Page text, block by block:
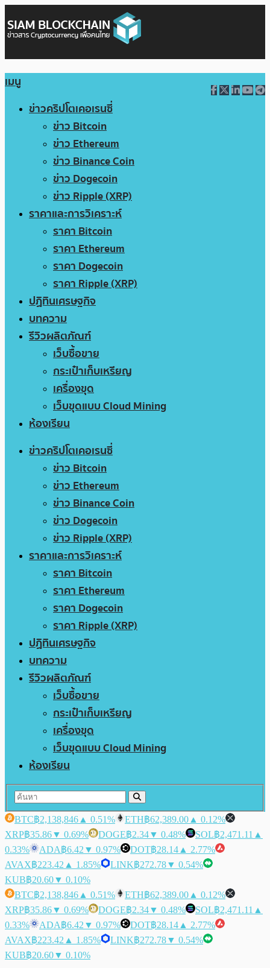
เมนู
ข่าวคริปโตเคอเรนซี่
ข่าว Bitcoin
ข่าว Ethereum
ข่าว Binance Coin
ข่าว Dogecoin
ข่าว Ripple (XRP)
ราคาและการวิเคราะห์
ราคา Bitcoin
ราคา Ethereum
ราคา Dogecoin
ราคา Ripple (XRP)
ปฏิทินเศรษฐกิจ
บทความ
รีวิวผลิตภัณฑ์
เว็บซื้อขาย
กระเป๋าเก็บเหรียญ
เครื่องขุด
เว็บขุดแบบ Cloud Mining
ห้องเรียน
ข่าวคริปโตเคอเรนซี่
ข่าว Bitcoin
ข่าว Ethereum
ข่าว Binance Coin
ข่าว Dogecoin
ข่าว Ripple (XRP)
ราคาและการวิเคราะห์
ราคา Bitcoin
ราคา Ethereum
ราคา Dogecoin
ราคา Ripple (XRP)
ปฏิทินเศรษฐกิจ
บทความ
รีวิวผลิตภัณฑ์
เว็บซื้อขาย
กระเป๋าเก็บเหรียญ
เครื่องขุด
เว็บขุดแบบ Cloud Mining
ห้องเรียน
BTC฿2,138,846 ▲ 0.51% ETH฿62,389.00 ▲ 0.12%
XRP฿35.86▼ 0.69% DOGE฿2.34▼ 0.48% SOL฿2,471.11 ▲
0.33%
ADA฿6.42 ▼ 0.97% DOT฿28.14 ▲ 2.77%
AVAX฿223.42 ▲ 1.85% LINK฿272.78▼ 0.54%
KUB฿20.60▼ 0.10%
BTC฿2,138,846 ▲ 0.51% ETH฿62,389.00 ▲ 0.12%
XRP฿35.86▼ 0.69% DOGE฿2.34▼ 0.48% SOL฿2,471.11 ▲
0.33%
ADA฿6.42 ▼ 0.97% DOT฿28.14 ▲ 2.77%
AVAX฿223.42 ▲ 1.85% LINK฿272.78▼ 0.54%
KUB฿20.60▼ 0.10%